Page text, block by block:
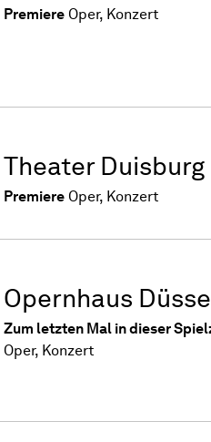
Premiere Oper, Konzert
Theater Duisburg
Premiere Oper, Konzert
Opernhaus
Zum letzten Mal in dieser
Oper, Konzert